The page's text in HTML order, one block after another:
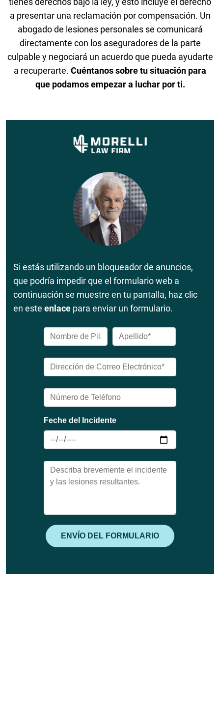
a presentar una reclamación por compensación. Un
abogado de lesiones personales se comunicará
directamente con los aseguradores de la parte
culpable y negociará un acuerdo que pueda ayudarte
a recuperarte. Cuéntanos sobre tu situación para
que podamos empezar a luchar por ti.
Si estás utilizando un bloqueador de anuncios,
que podría impedir que el formulario web a
continuación se muestre en tu pantalla, haz clic
en este enlace para enviar un formulario.